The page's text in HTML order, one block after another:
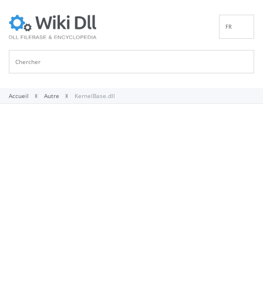
FR
Accueil Autre KernelBase.dll